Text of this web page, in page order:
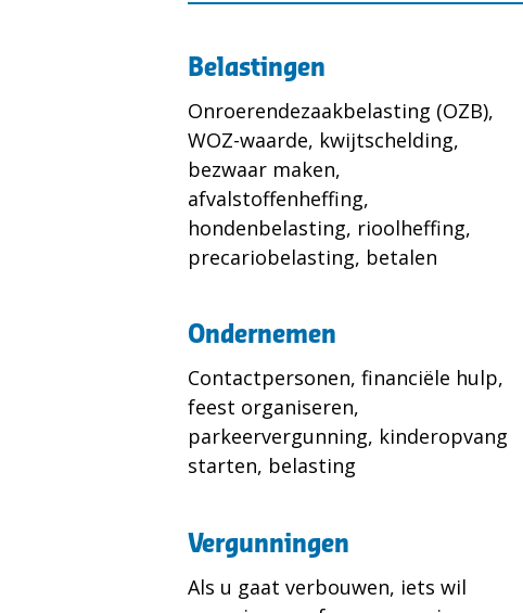
Belastingen
Onroerendezaakbelasting (OZB),
WOZ-waarde, kwijtschelding,
bezwaar maken,
afvalstoffenheffing,
hondenbelasting, rioolheffing,
precariobelasting, betalen
Ondernemen
Contactpersonen, financiële hulp,
feest organiseren,
parkeervergunning, kinderopvang
starten, belasting
Vergunningen
Als u gaat verbouwen, iets wil